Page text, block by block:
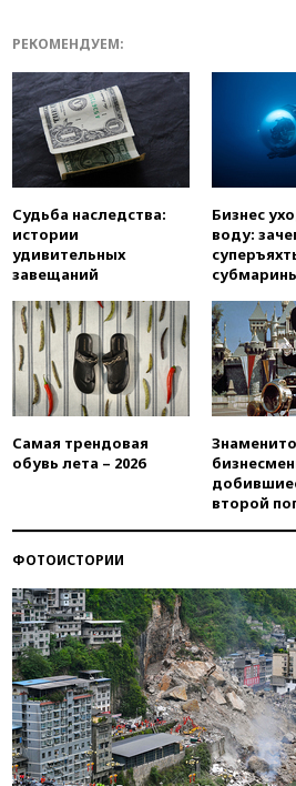
РЕКОМЕНДУЕМ:
Судьба наследства:
истории
удивительных
завещаний
Бизнес
воду:
Самая трендовая
обувь лета – 2026
второй
ФОТОИСТОРИИ